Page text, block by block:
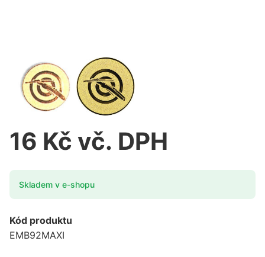
16 Kč vč. DPH
Skladem v e-shopu
Kód produktu
EMB92MAXI